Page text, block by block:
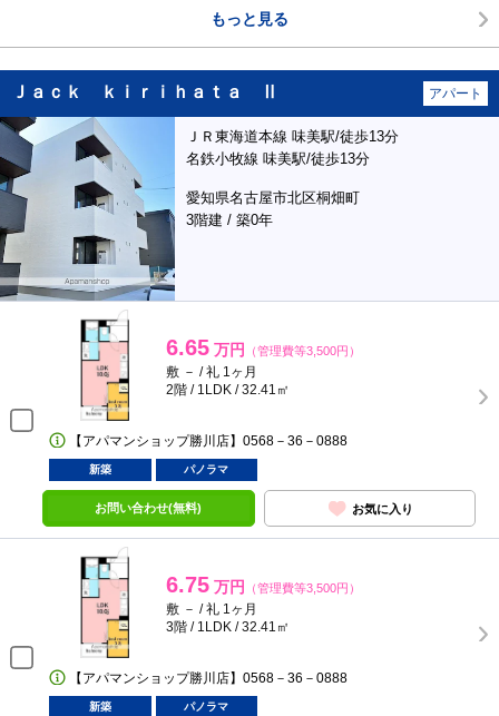
もっと見る
Ｊａｃｋ ｋｉｒｉｈａｔａ Ⅱ アパート
ＪＲ東海道本線 味美駅/徒歩13分
名鉄小牧線 味美駅/徒歩13分
愛知県名古屋市北区桐畑町
3階建 / 築0年
6.65 万円 （管理費等3,500円）
敷 － / 礼 1ヶ月
2階 / 1LDK / 32.41㎡
【アパマンショップ勝川店】0568－36－0888
新築 パノラマ
お問い合わせ(無料) お気に入り
6.75 万円 （管理費等3,500円）
敷 － / 礼 1ヶ月
3階 / 1LDK / 32.41㎡
【アパマンショップ勝川店】0568－36－0888
新築 パノラマ